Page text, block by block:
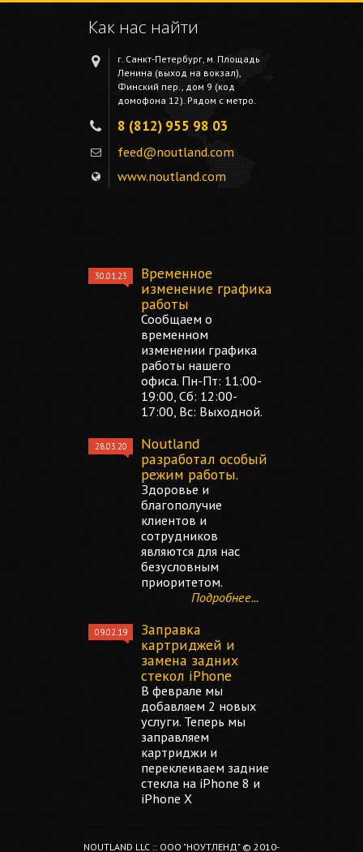
Как нас найти
г. Санкт-Петербург, м. Площадь
Ленина (выход на вокзал),
Финский пер., дом 9 (код
домофона 12). Рядом с метро.
8 (812) 955 98 03
feed@noutland.com
www.noutland.com
30.01.23
Временное
изменение графика
работы
Сообщаем о
временном
изменении графика
работы нашего
офиса. Пн-Пт: 11:00-
19:00, Сб: 12:00-
17:00, Вс: Выходной.
28.03.20
Noutland
разработал особый
режим работы.
Здоровье и
благополучие
клиентов и
сотрудников
являются для нас
безусловным
приоритетом.
Подробнее...
09.02.19
Заправка
картриджей и
замена задних
стекол iPhone
В феврале мы
добавляем 2 новых
услуги. Теперь мы
заправляем
картриджи и
переклеиваем задние
стекла на iPhone 8 и
iPhone X
NOUTLAND LLC :: ООО "НОУТЛЕНД" © 2010-